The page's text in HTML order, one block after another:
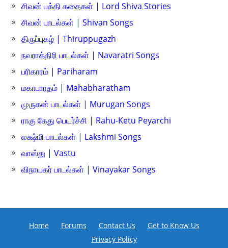
சிவன் பக்தி கதைகள் | Lord Shiva Stories
சிவன் பாடல்கள் | Shivan Songs
திருப்புகழ் | Thiruppugazh
நவராத்திரி பாடல்கள் | Navaratri Songs
பரிகாரம் | Pariharam
மகாபாரதம் | Mahabharatham
முருகன் பாடல்கள் | Murugan Songs
ராகு கேது பெயர்ச்சி | Rahu-Ketu Peyarchi
லக்ஷ்மி பாடல்கள் | Lakshmi Songs
வாஸ்து | Vastu
விநாயகர் பாடல்கள் | Vinayakar Songs
Home Forums Contact Us
Get to Know Us
Privacy Policy